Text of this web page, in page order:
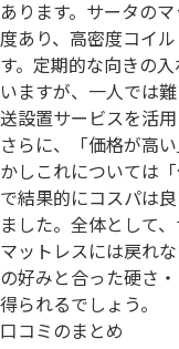
あります。サータの
度あり、高密度コイ
す。定期的な向きの
いますが、一人では
送設置サービスを活
さらに、「価格が高
かしこれについては
で結果的にコスパは
ました。全体として
マットレスには戻れ
の好みと合った硬さ
得られるでしょう。
口コミのまとめ